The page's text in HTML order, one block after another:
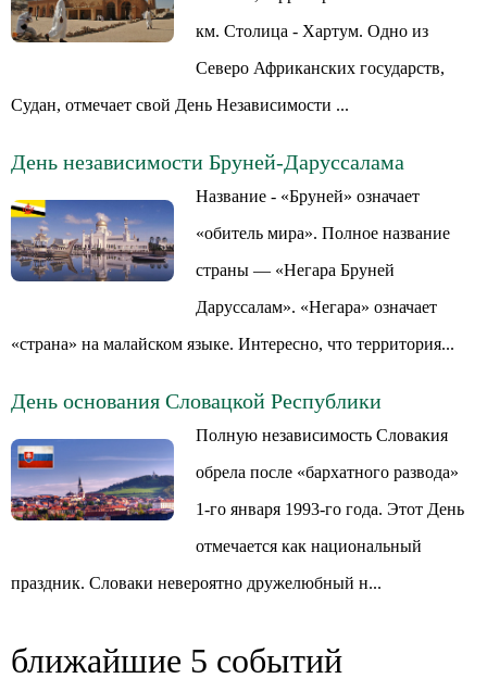
км. Столица - Хартум. Одно из
Северо Африканских государств,
Судан, отмечает свой День Независимости ...
День независимости Бруней-Даруссалама
Название - «Бруней» означает
«обитель мира». Полное название
страны — «Негара Бруней
Даруссалам». «Негара» означает
«страна» на малайском языке. Интересно, что территория...
День основания Словацкой Республики
Полную независимость Словакия
обрела после «бархатного развода»
1-го января 1993-го года. Этот День
отмечается как национальный
праздник. Словаки невероятно дружелюбный н...
ближайшие 5 событий